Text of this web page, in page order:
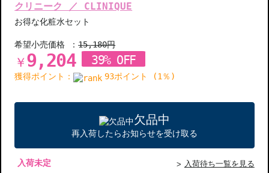
クリニーク ／ CLINIQUE
お得な化粧水セット
希望小売価格 ：15,180円
￥ 9,204 39% OFF
獲得ポイント： 93ポイント (1％)
欠品中
再入荷したらお知らせを受け取る
入荷未定 入荷待ち一覧を見る